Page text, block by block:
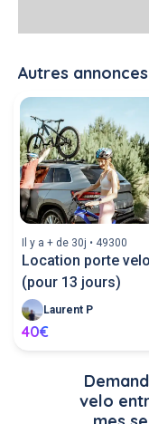
Autres
Il y a + de 30j • 49300
Location porte velo
(pour 13 jours)
Laurent P
40€
velo